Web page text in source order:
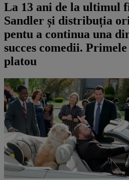
La 13 ani de la ultimul
Sandler și distribuția
pentu a continua una
succes comedii.
platou